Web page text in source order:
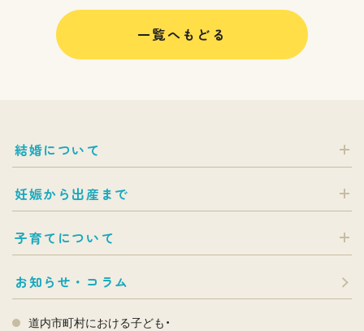
一覧へもどる
結婚について
妊娠から出産まで
子育てについて
お知らせ・コラム
道内市町村における子ども・